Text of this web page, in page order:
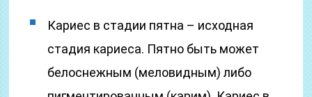
Кариес в стадии пятна – исходная
стадия кариеса. Пятно быть может
белоснежным (меловидным) либо